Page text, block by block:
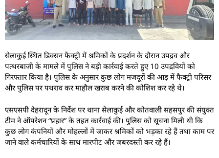
सेलाकुई स्थित डिक्सन फैक्ट्री में श्रमिकों के प्रदर्शन के दौरान उपद्रव और
पत्थरबाजी के मामले में पुलिस ने बड़ी कार्रवाई करते हुए 10 उपद्रवियों को
गिरफ्तार किया है। पुलिस के अनुसार कुछ लोग मजदूरों की आड़ में फैक्ट्री परिसर
और पुलिस पर पथराव कर माहौल खराब करने की कोशिश कर रहे थे।
एसएसपी देहरादून के निर्देश पर थाना सेलाकुई और कोतवाली सहसपुर की संयुक्त
टीम ने ऑपरेशन “प्रहार” के तहत कार्रवाई की। पुलिस को सूचना मिली थी कि
कुछ लोग कंपनियों और मोहल्लों में जाकर श्रमिकों को भड़का रहे हैं तथा काम पर
जाने वाले कर्मचारियों के साथ मारपीट और जबरदस्ती कर रहे हैं।